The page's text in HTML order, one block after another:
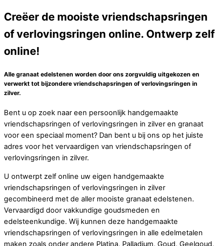
Creëer de mooiste vriendschapsringen
of verlovingsringen online. Ontwerp zelf
online!
Alle granaat edelstenen worden door ons zorgvuldig uitgekozen en
verwerkt tot bijzondere vriendschapsringen of verlovingsringen in
zilver.
Bent u op zoek naar een persoonlijk handgemaakte
vriendschapsringen of verlovingsringen in zilver en granaat
voor een speciaal moment? Dan bent u bij ons op het juiste
adres voor het vervaardigen van vriendschapsringen of
verlovingsringen in zilver.
U ontwerpt zelf online uw eigen handgemaakte
vriendschapsringen of verlovingsringen in zilver
gecombineerd met de aller mooiste granaat edelstenen.
Vervaardigd door vakkundige goudsmeden en
edelsteenkundige. Wij kunnen deze handgemaakte
vriendschapsringen of verlovingsringen in alle edelmetalen
maken zoals onder andere Platina, Palladium, Goud, Geelgoud,